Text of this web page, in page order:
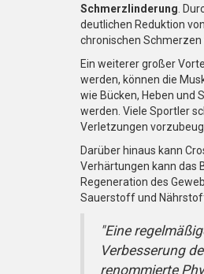
Schmerzlinderung .
deutlichen Reduktion
chronischen Schmerzen
Ein weiterer großer
werden, können die
wie Bücken, Heben und
werden. Viele Sportler
Verletzungen
Darüber hinaus kann
Verhärtungen kann das
Regeneration des
Sauerstoff und
"Eine
Verbesserung
renommierte